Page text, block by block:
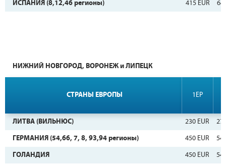
ИСПАНИЯ (8,12,46 регионы) 415 EUR
НИЖНИЙ НОВГОРОД, ВОРОНЕЖ и ЛИПЕЦК
СТРАНЫ ЕВРОПЫ 1EP
ЛИТВА (ВИЛЬНЮС) 230 EUR
ГЕРМАНИЯ (54,66, 7, 8, 93,94 регионы) 450 EUR
ГОЛАНДИЯ 450 EUR